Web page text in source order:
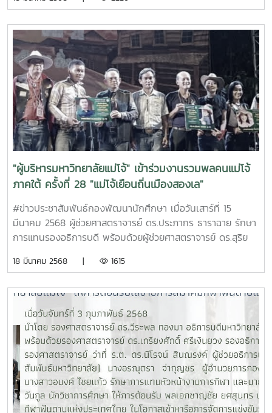
รางวัล และรับมอบประกาศนียบัตร หน่วยงานผู้สนับสนุนสถานที่
เหรัญญิก สมาคมกีฬาทางน้ำแห่งประเทศไทย ประธานในพิธีเปิด
การแข่งขันว่ายน้ำ รายการ "ชิงชนะเลิศแห่งประเทศไทย ภาค 5
(เหนือ)" ประจำปี 2568 (GC THAILAND SWIMMING
CHAMPIONSHIPS 2025 REGION 5) ทั้งนี้ ในการจัดแข่งขัน
กีฬาว่ายน้ำชิงชนะเลิศแห่งประเทศไทย ภาค 5 (ภาคหนือ) ประจำ
ปี 2568 (GC Thailand Swimming Championships 2025 –
Region 5) ระหว่างวันที่ 15 - 17 มีนาคม 2568 ซึ่งมีนักกีฬาว่าย
น้ำเขตพื้นที่ ภาค 5 เข้าร่วมจำนวนประมาณ 600 คน ณ สระว่าย
น้ำอุบลรัตนราชกัญญา มหาวิทยาลัยแม่โจ้ จังหวัดเชียงใหม่
Cr.ภาพ:ข่าวสาร (NP.) - งานการกีฬา - สมาคมกีฬาทางน้ำแห่ง
ประเทศไทย
"ผู้บริหารมหาวิทยาลัยแม่โจ้" เข้าร่วมงานรวมพลคนแม่โจ้
ภาคใต้ ครั้งที่ 28 "แม่โจ้เยือนถิ่นเมืองสองเล"
#ข่าวประชาสัมพันธ์กองพัฒนานักศึกษา เมื่อวันเสาร์ที่ 15
มีนาคม 2568 ผู้ช่วยศาสตราจารย์ ดร.ประภากร ธาราฉาย รักษา
การแทนรองอธิการบดี พร้อมด้วยผู้ช่วยศาสตราจารย์ ดร.สุริย
ดร.ฐิระ ทองเหลือ คณบดี (มหาวิทยาลัยแม่โจ้ - ชุมพร) เป็นผู้
28 "แม่โจ้เยือนถิ่นเมืองสองเล" โดยได้รับเกียรติจากนายโชติ
นรินทร์ เกิดสม (ศิษย์เก่าแม่โจ้ รุ่น 53) ผู้ว่าราชการจังหวัด
สงขลา เป็นประธานในพิธี ทั้งนี้ เจ้าภาพการจัดงานโดยชมรม
ศิษย์เก่าแม่โจ้สงขลา สนับสนุนในการดำเนินงานโดยสมาคมศิษย์
เก่าแม่โจ้ ชมรมศิษย์เก่าแม่โจ้ภาคใต้ รวมถึงศิษย์เก่าแม่โจ้ ทั่ว
ประเทศ ซึ่งมีกำหนดการกิจกรรมดังนี้ ภาคเช้า กิจกรรมกีฬา
สัมพันธ์ - การแข่งขันกีฬาเปตองสามัคคี - การแข่งขันกีฬา
ฟุตบอลกระชับมิตร รุ่นอายุไม่เกิน 50 ปี - การแข่งขันกีฬา
18 มีนาคม 2568 | 1615